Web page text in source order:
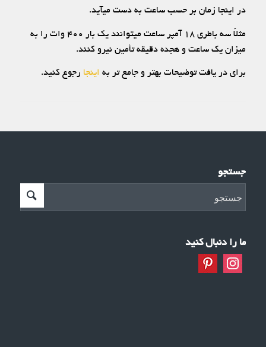
در اینجا زمان بر حسب ساعت به دست میآید.
مثلاً سه باطری ۱۸ آمپر ساعت میتوانند یک بار ۴۰۰ وات را به
میزان یک ساعت و هجده دقیقه تأمین نیرو کنند.
برای در یافت توضیحات بهتر و جامع تر به اینجا رجوع کنید.
جستجو
ما را دنبال کنید